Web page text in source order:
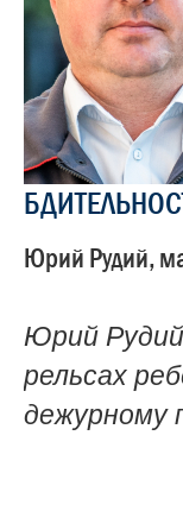
Юрий Рудий,
Юрий
рельсах
дежурному